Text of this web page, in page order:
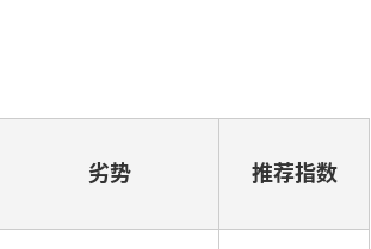
劣势 推荐指数